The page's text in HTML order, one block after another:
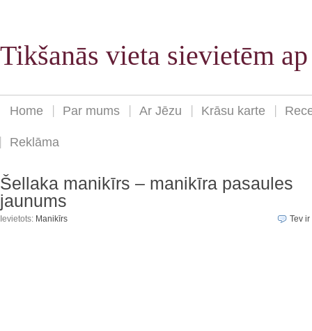
Tikšanās vieta sievietēm
Home Par mums Ar Jēzu Krāsu karte
Reklāma
Šellaka manikīrs – manikīra pasaules
jaunums
Ievietots: Manikīrs Tev ir